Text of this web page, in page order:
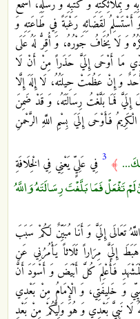
وَ بِمَلَائِكَتِهِ وَ كُتُبِهِ وَ رُسُلِهِ، أَسْمَعُ
لِقَضَائِهِ رَغْبَةً فِي طَاعَتِهِ وَ
وَ لَا يُخَافُ‏ جَوْرُهُ، وَ أُقِرُّ لَهُ عَلَى
مَا أَوْحَى إِلَيَّ حَذَراً مِنْ أَنْ لَا
وَ إِنْ عَظُمَتْ حِيلَتُهُ، لَا إِلَهَ إِلَّا
إِلَيَّ فَمَا بَلَّغْتُ رِسَالَتَهُ، وَ قَدْ ضَمِنَ
فَأَوْحَى إِلَيَ‏ بِسْمِ اللَّهِ الرَّحْمنِ
... ﴾ 3 فِي عَلِيٍّ يَعْنِي فِي الْخِلَافَةِ
تَفْعَلْ فَمَا بَلَّغْتَ رِسَالَتَهُ وَاللَّهُ
تَعَالَى إِلَيَّ وَ أَنَا مُبَيِّنٌ لَكُمْ سَبَبَ
إِلَيَّ مِرَاراً ثَلَاثاً يَأْمُرُنِي عَنِ
فَأُعْلِمَ كُلَّ أَبْيَضَ وَ أَسْوَدَ أَنَّ
وَ خَلِيفَتِي، وَ الْإِمَامُ مِنْ بَعْدِي
لَا نَبِيَّ بَعْدِي وَ هُوَ وَلِيُّكُمْ مِنْ بَعْدِ